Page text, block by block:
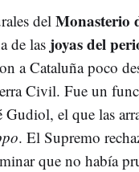
del Monasterio
de las joyas del
a Cataluña poco
Civil. Fue un
Gudiol, el que las
. El Supremo
que no había